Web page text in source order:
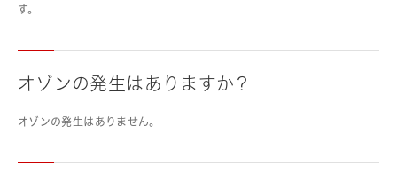
す。
オゾンの発生はありますか？
オゾンの発生はありません。